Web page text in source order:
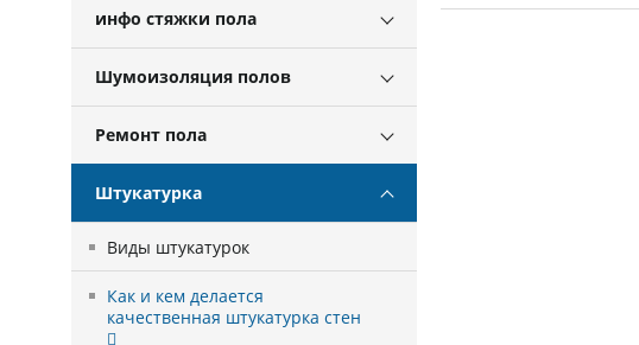
инфо стяжки пола
Шумоизоляция полов
Ремонт пола
Штукатурка
Виды штукатурок
Как и кем делается
качественная штукатурка стен